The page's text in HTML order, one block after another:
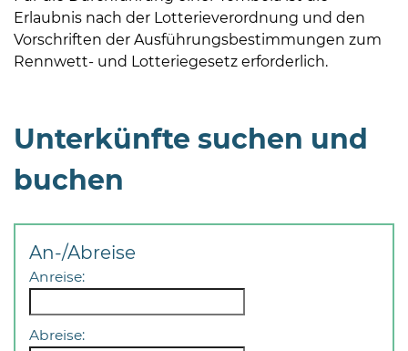
24576 Bad
Bramstedt
zentrale@badbramstedt.de
Mo,
Fr
Erlaubnis nach der Lotterieverordnung und den
Vorschriften der Ausführungsbestimmungen zum
Rennwett- und Lotteriegesetz erforderlich.
Unterkünfte suchen und
buchen
An-/Abreise
Anreise:
Abreise: